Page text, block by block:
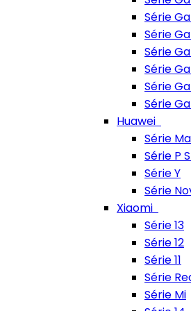
Série
Série
Série
Série
Série
Série
Huawei
Série
Série P
Série Y
Série
Xiaomi
Série 13
Série 12
Série 11
Série
Série Mi